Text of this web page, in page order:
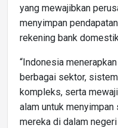
yang mewajibkan
menyimpan
rekening bank
“Indonesia
berbagai sektor,
kompleks, serta
alam untuk
mereka di dalam